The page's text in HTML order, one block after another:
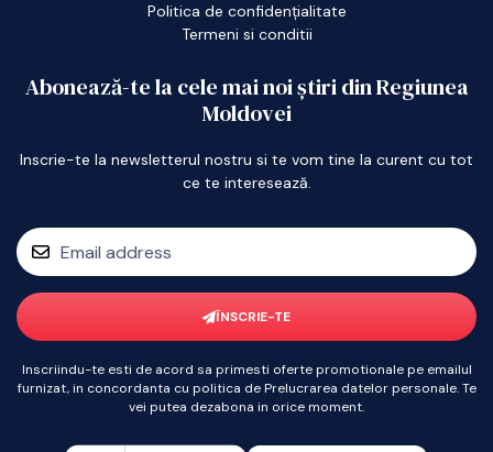
Politica de confidențialitate
Termeni si conditii
Abonează-te la cele mai noi știri din Regiunea
Moldovei
Inscrie-te la newsletterul nostru si te vom tine la curent cu tot
ce te interesează.
ÎNSCRIE-TE
Inscriindu-te esti de acord sa primesti oferte promotionale pe emailul
furnizat, in concordanta cu politica de Prelucrarea datelor personale. Te
vei putea dezabona in orice moment.